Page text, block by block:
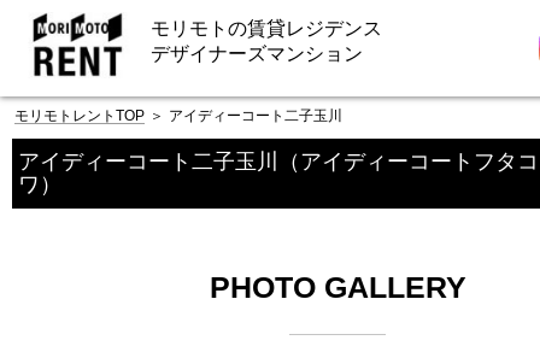
モリモトの賃貸レジデンス
デザイナーズマンション
モリモトレントTOP ＞ アイディーコート二子玉川
アイディーコート二子玉川
（アイディーコートフタ
ワ）
PHOTO GALLERY